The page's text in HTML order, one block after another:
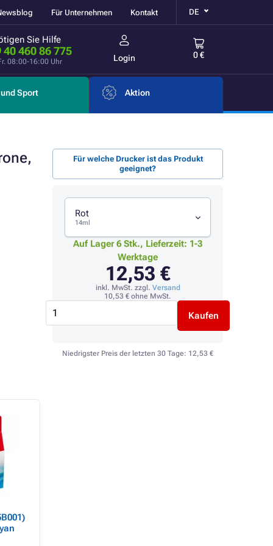
Für Unternehmen Kontakt DE
Sie Hilfe
40 460 86 775
08:00-16:00 Uhr Login 0 €
Sport Aktion
Für welche Drucker ist das Produkt
geeignet?
Rot
14ml
Auf Lager 6 Stk., Lieferzeit: 1-3
Werktage
12,53 €
inkl. MwSt. zzgl. Versand
10,53 € ohne MwSt.
Kaufen
Niedrigster Preis der letzten 30 Tage: 12,53 €